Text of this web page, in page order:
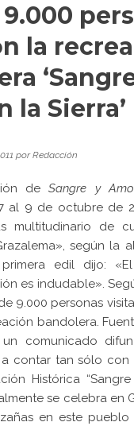
9.000
la
la Sierra’
porRedacción
deSangre y
al 9 de octubre de
multitudinario de
según la
edil dijo:
es indudable».
9.000 personas
bandolera.
un comunicado
a contar tan sólo
Histórica
se celebra en
en este